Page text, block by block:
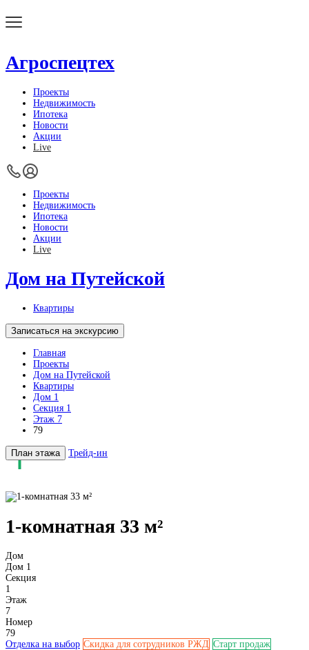
Агроспецтех
Проекты
Недвижимость
Ипотека
Новости
Акции
Live
Проекты
Недвижимость
Ипотека
Новости
Акции
Live
Дом на Путейской
Квартиры
Записаться на экскурсию
Главная
Проекты
Дом на Путейской
Квартиры
Дом 1
Секция 1
Этаж 7
79
План этажа Трейд-ин
1-комнатная 33 м²
Дом
Дом 1
Секция
1
Этаж
7
Номер
79
Отделка на выбор Скидка для сотрудников РЖД Старт продаж